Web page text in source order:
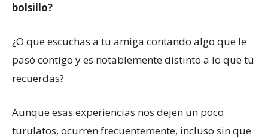
bolsillo?
¿O que escuchas a tu amiga contando algo que le
pasó contigo y es notablemente distinto a lo que tú
recuerdas?
Aunque esas experiencias nos dejen un poco
turulatos, ocurren frecuentemente, incluso sin que